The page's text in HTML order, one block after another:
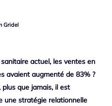
Gridel
actuel, les ventes en
avaient augmenté de 83% ?
plus que jamais, il est
une stratégie relationnelle